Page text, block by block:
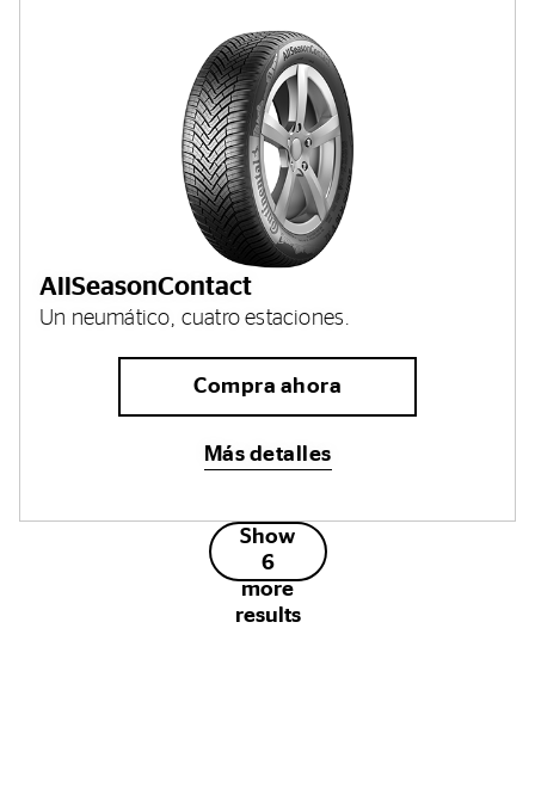
AllSeasonContact
Un neumático, cuatro estaciones.
Compra ahora
Más detalles
Show
6
more
results